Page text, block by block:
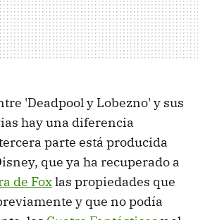
'Deadpool y Lobezno' y sus
hay una diferencia
parte está producida
que ya ha recuperado a
de Foxlas propiedades que
y que no podía